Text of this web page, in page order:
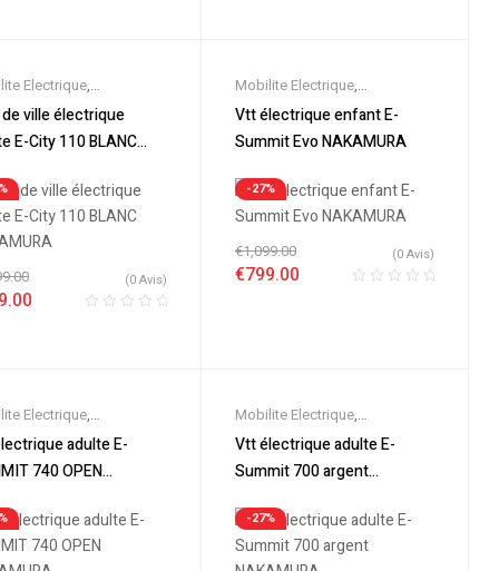
Electrique,
,Promos &
,Vélo électrique ville
ville électrique
E-City 110 BLANC
(0 Avis)
Mobilite Electrique,
Nouveautes,Promos &
Soldes,Semi-Rigides,Vélo
Electriques,VTT Électriques
Vtt électrique enfant E-
Summit Evo NAKAMURA
-27%
€1,099.00
€799.00
(0 Avis)
Electrique,
,Promos &
,Semi-Rigides
,VTT Électriques
adulte E-
740 OPEN
Mobilite Electrique,
Nouveautes,Promos &
Soldes,Semi-Rigides
Electriques,VTT Électriques
Vtt électrique adulte E-
Summit 700 argent
-27%